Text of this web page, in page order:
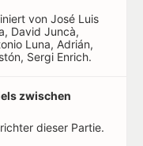
von José Luis
David Juncà,
Luna, Adrián,
Sergi Enrich.
zwischen
dieser Partie.